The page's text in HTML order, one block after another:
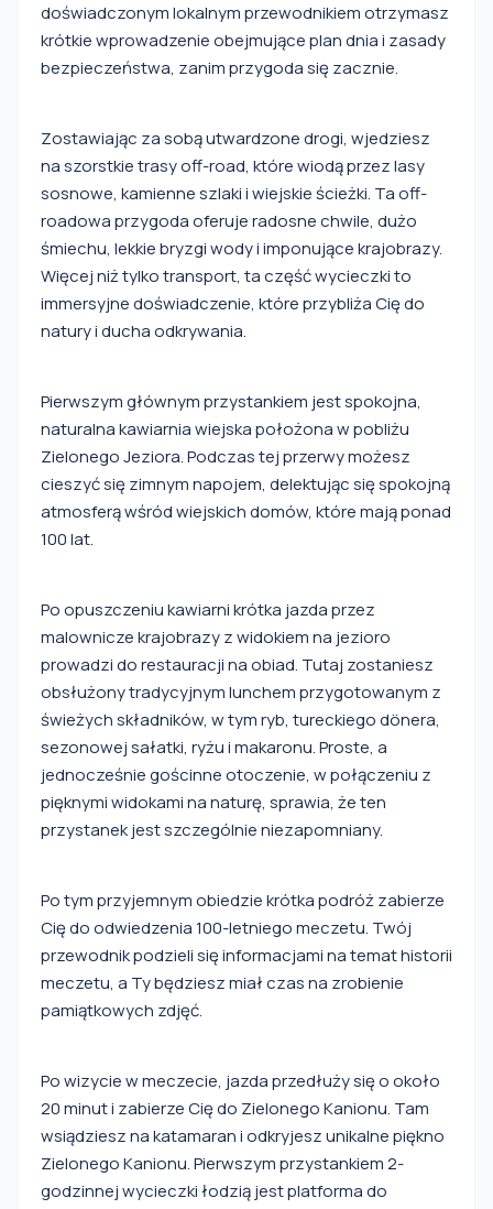
doświadczonym lokalnym przewodnikiem otrzymasz
krótkie wprowadzenie obejmujące plan dnia i zasady
bezpieczeństwa, zanim przygoda się zacznie.
Zostawiając za sobą utwardzone drogi, wjedziesz
na szorstkie trasy off-road, które wiodą przez lasy
sosnowe, kamienne szlaki i wiejskie ścieżki. Ta off-
roadowa przygoda oferuje radosne chwile, dużo
śmiechu, lekkie bryzgi wody i imponujące krajobrazy.
Więcej niż tylko transport, ta część wycieczki to
immersyjne doświadczenie, które przybliża Cię do
natury i ducha odkrywania.
Pierwszym głównym przystankiem jest spokojna,
naturalna kawiarnia wiejska położona w pobliżu
Zielonego Jeziora. Podczas tej przerwy możesz
cieszyć się zimnym napojem, delektując się spokojną
atmosferą wśród wiejskich domów, które mają ponad
100 lat.
Po opuszczeniu kawiarni krótka jazda przez
malownicze krajobrazy z widokiem na jezioro
prowadzi do restauracji na obiad. Tutaj zostaniesz
obsłużony tradycyjnym lunchem przygotowanym z
świeżych składników, w tym ryb, tureckiego dönera,
sezonowej sałatki, ryżu i makaronu. Proste, a
jednocześnie gościnne otoczenie, w połączeniu z
pięknymi widokami na naturę, sprawia, że ten
przystanek jest szczególnie niezapomniany.
Po tym przyjemnym obiedzie krótka podróż zabierze
Cię do odwiedzenia 100-letniego meczetu. Twój
przewodnik podzieli się informacjami na temat historii
meczetu, a Ty będziesz miał czas na zrobienie
pamiątkowych zdjęć.
Po wizycie w meczecie, jazda przedłuży się o około
20 minut i zabierze Cię do Zielonego Kanionu. Tam
wsiądziesz na katamaran i odkryjesz unikalne piękno
Zielonego Kanionu. Pierwszym przystankiem 2-
godzinnej wycieczki łodzią jest platforma do